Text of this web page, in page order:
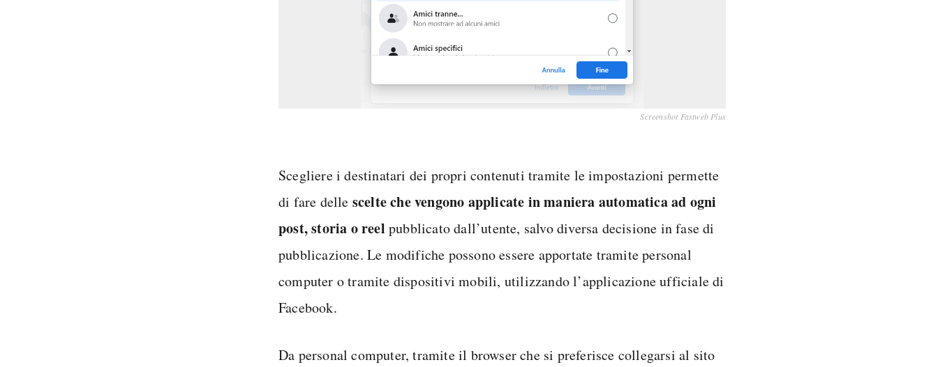
Screenshot Fastweb Plus
Scegliere i destinatari dei propri contenuti tramite le impostazioni permette
di fare delle scelte che vengono applicate in maniera automatica ad ogni
post, storia o reel pubblicato dall’utente, salvo diversa decisione in fase di
pubblicazione. Le modifiche possono essere apportate tramite personal
computer o tramite dispositivi mobili, utilizzando l’applicazione ufficiale di
Facebook.
Da personal computer, tramite il browser che si preferisce collegarsi al sito